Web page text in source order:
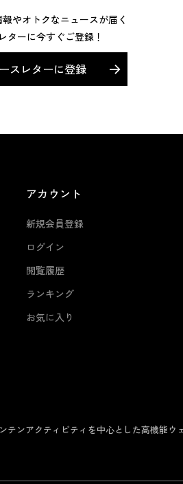
やオトクなニュースが届く
ターに今すぐご登録！
スレターに登録
アカウント
新規会員登録
ログイン
閲覧履歴
ランキング
お気に入り
ンアクティビティを中心とした高機能ウ